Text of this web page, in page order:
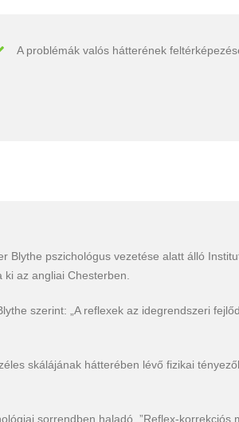
A problémák valós hátterének
Blythe pszichológus vezetése alatt álló
az angliai Chesterben.
szerint: „A reflexek az idegrendszeri
skálájának hátterében lévő fizikai
sorrendben haladó, ”Reflex-korrekciós